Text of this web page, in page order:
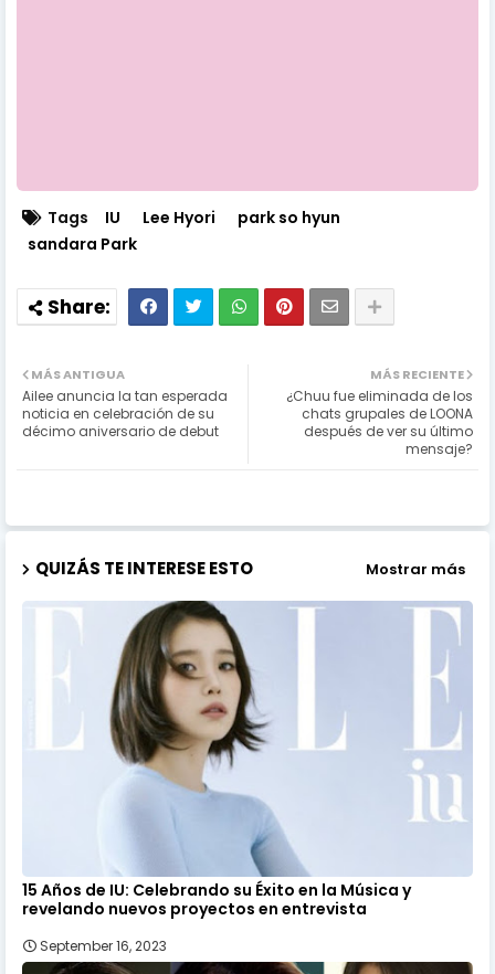
Tags IU Lee Hyori
park so hyun
sandara Park
MÁS RECIENTE
¿Chuu fue eliminada de los
chats grupales de LOONA
después de ver su último
mensaje?
MÁS ANTIGUA
Ailee anuncia la tan esperada
noticia en celebración de su
décimo aniversario de debut
QUIZÁS TE INTERESE ESTO Mostrar más
15 Años de IU: Celebrando su Éxito en la Música y
revelando nuevos proyectos en entrevista
September 16, 2023